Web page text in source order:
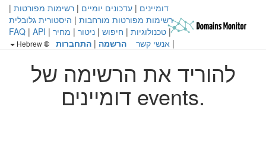
דומיינים | עדכונים יומיים | רשימות מפורטות |
רשימות מפורטות מורחבות | היסטורית גלובלית
| טכנולוגיות | חיפוש | ניטור | מחיר |
FAQ | API
| אנשי קשר הרשמה | התחברות
להוריד את הרשימה של
.events דומיינים